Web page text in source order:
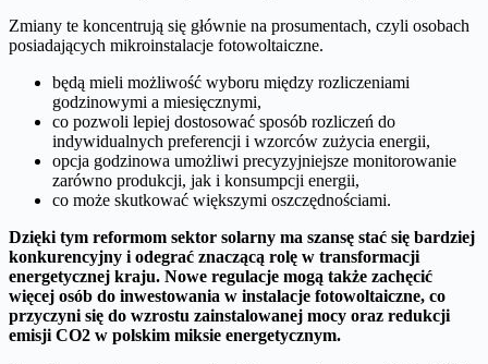
Zmiany te koncentrują się głównie na prosumentach, czyli osobach
posiadających mikroinstalacje fotowoltaiczne.
będą mieli możliwość wyboru między rozliczeniami
godzinowymi a miesięcznymi,
co pozwoli lepiej dostosować sposób rozliczeń do
indywidualnych preferencji i wzorców zużycia energii,
opcja godzinowa umożliwi precyzyjniejsze monitorowanie
zarówno produkcji, jak i konsumpcji energii,
co może skutkować większymi oszczędnościami.
Dzięki tym reformom sektor solarny ma szansę stać się bardziej
konkurencyjny i odegrać znaczącą rolę w transformacji
energetycznej kraju. Nowe regulacje mogą także zachęcić
więcej osób do inwestowania w instalacje fotowoltaiczne, co
przyczyni się do wzrostu zainstalowanej mocy oraz redukcji
emisji CO2 w polskim miksie energetycznym.